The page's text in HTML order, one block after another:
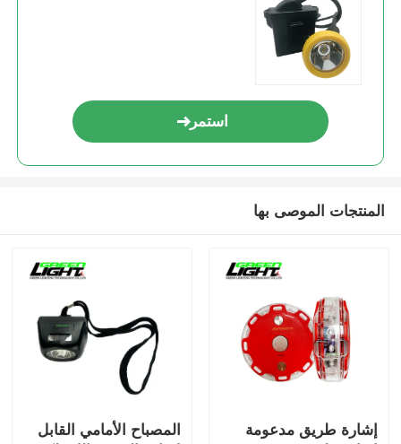
استمر
المنتجات الموصى بها
إشارة طريق مدعومة
المصباح الأمامي القابل